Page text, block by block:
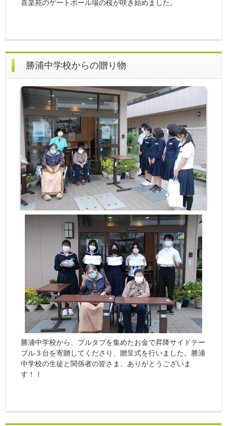
喜楽苑のゲートボール場の桜が咲き始めました。
勝浦中学校からの贈り物
勝浦中学校から、プルタブを集めたお金で昇降サイドテー
ブル３台を寄贈してくださり、贈呈式を行いました。勝浦
中学校の生徒と関係者の皆さま、ありがとうございま
す！！